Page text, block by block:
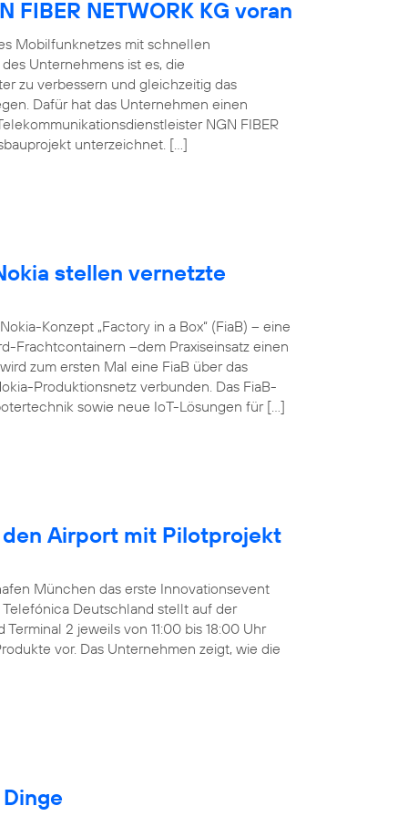
NETWORK KG voran
Mobilfunknetzes mit schnellen
Unternehmens ist es, die
zu verbessern und gleichzeitig das
Dafür hat das Unternehmen einen
NGN FIBER
unterzeichnet. […]
stellen vernetzte
Konzept „Factory in a Box“ (FiaB) – eine
Frachtcontainern –dem Praxiseinsatz einen
zum ersten Mal eine FiaB über das
Produktionsnetz verbunden. Das FiaB-
sowie neue IoT-Lösungen für […]
Airport mit Pilotprojekt
München das erste Innovationsevent
Deutschland stellt auf der
2 jeweils von 11:00 bis 18:00 Uhr
vor. Das Unternehmen zeigt, wie die